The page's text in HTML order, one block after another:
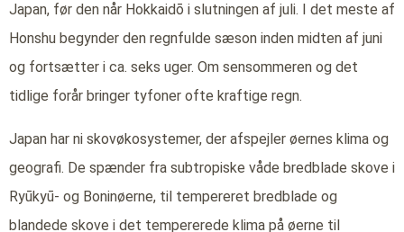
Japan, før den når Hokkaidō i slutningen af juli. I det meste af
Honshu begynder den regnfulde sæson inden midten af juni
og fortsætter i ca. seks uger. Om sensommeren og det
tidlige forår bringer tyfoner ofte kraftige regn.
Japan har ni skovøkosystemer, der afspejler øernes klima og
geografi. De spænder fra subtropiske våde bredblade skove i
Ryūkyū- og Boninøerne, til tempereret bredblade og
blandede skove i det tempererede klima på øerne til